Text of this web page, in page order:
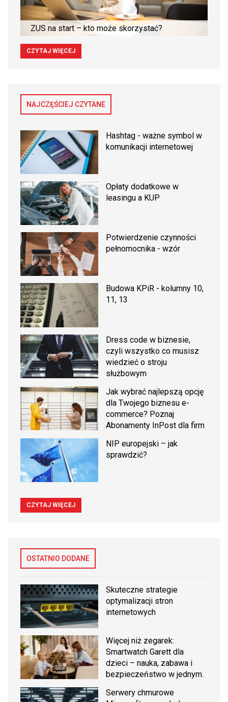
ZUS na start – kto może skorzystać?
CZYTAJ WIĘCEJ
NAJCZĘŚCIEJ CZYTANE
Hashtag - ważne symbol w
komunikacji internetowej
Opłaty dodatkowe w
leasingu a KUP
Potwierdzenie czynności
pełnomocnika - wzór
Budowa KPiR - kolumny 10,
11, 13
Dress code w biznesie,
czyli wszystko co musisz
wiedzieć o stroju
służbowym
Jak wybrać najlepszą opcję
dla Twojego biznesu e-
commerce? Poznaj
Abonamenty InPost dla firm
NIP europejski – jak
sprawdzić?
CZYTAJ WIĘCEJ
OSTATNIO DODANE
Skuteczne strategie
optymalizacji stron
internetowych
Więcej niż zegarek:
Smartwatch Garett dla
dzieci – nauka, zabawa i
bezpieczeństwo w jednym.
Serwery chmurowe